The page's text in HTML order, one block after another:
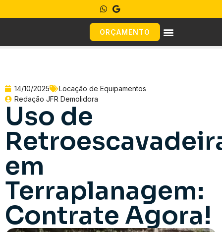
ORÇAMENTO
14/10/2025
Locação de Equipamentos
Redação JFR Demolidora
Uso de
em
Terraplanagem:
Contrate Agora!